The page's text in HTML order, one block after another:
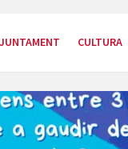
CULTURA